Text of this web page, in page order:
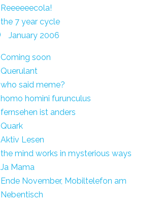
Reeeeeecola!
the 7 year cycle
January 2006
Coming soon
Querulant
who said meme?
homo homini furunculus
fernsehen ist anders
Quark
Aktiv Lesen
the mind works in mysterious ways
Ja Mama
Ende November, Mobiltelefon am
Nebentisch